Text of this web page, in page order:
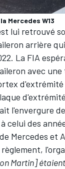
Mercedes W13
lui retrouvé
arrière
La FIA
avec
l'envergure
celui des
Mercedes
Martin]